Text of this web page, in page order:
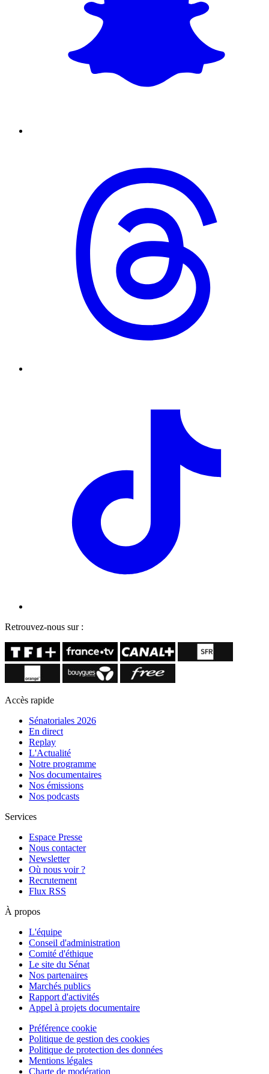
Retrouvez-nous sur :
Accès rapide
Sénatoriales 2026
En direct
Replay
L'Actualité
Notre programme
Nos documentaires
Nos émissions
Nos podcasts
Services
Espace Presse
Nous contacter
Newsletter
Où nous voir ?
Recrutement
Flux RSS
À propos
L'équipe
Conseil d'administration
Comité d'éthique
Le site du Sénat
Nos partenaires
Marchés publics
Rapport d'activités
Appel à projets documentaire
Préférence cookie
Politique de gestion des cookies
Politique de protection des données
Mentions légales
Charte de modération